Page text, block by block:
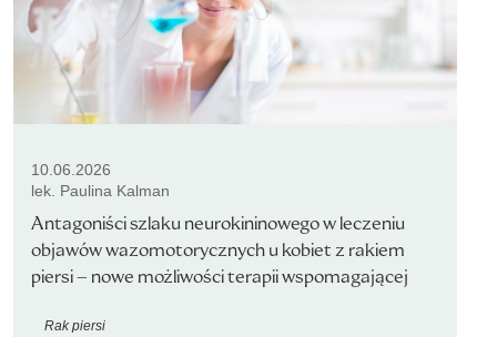
10.06.2026
lek. Paulina Kalman
Antagoniści szlaku neurokininowego w leczeniu
objawów wazomotorycznych u kobiet z rakiem
piersi – nowe możliwości terapii wspomagającej
Rak piersi